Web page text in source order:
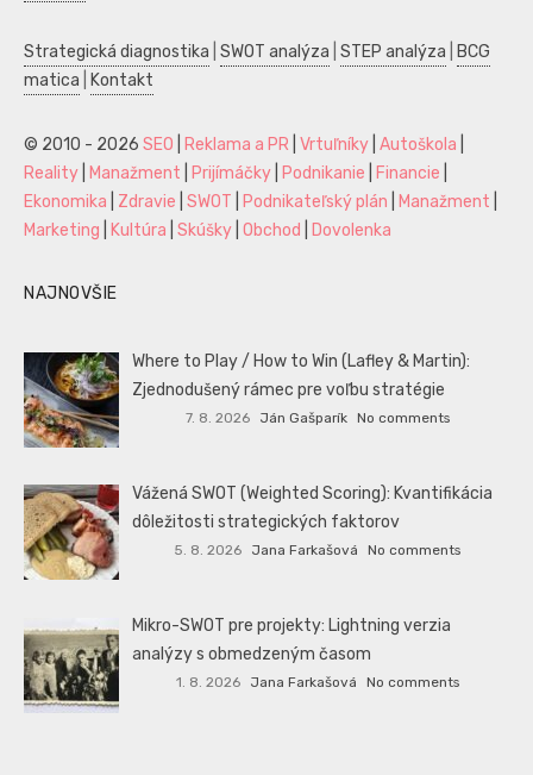
Strategická diagnostika SWOT analýza STEP analýza
BCG
matica
Kontakt
© 2010 - 2026 SEO Reklama a PR Vrtuľníky Autoškola
Reality
Manažment Prijímáčky Podnikanie Financie
Ekonomika
Zdravie SWOT Podnikateľský plán Manažment
Marketing
Kultúra Skúšky Obchod Dovolenka
NAJNOVŠIE
Where to Play / How to Win (Lafley & Martin):
Zjednodušený rámec pre voľbu stratégie
7. 8. 2026 Ján Gašparík No comments
Vážená SWOT (Weighted Scoring): Kvantifikácia
dôležitosti strategických faktorov
5. 8. 2026 Jana Farkašová No comments
Mikro-SWOT pre projekty: Lightning verzia
analýzy s obmedzeným časom
1. 8. 2026 Jana Farkašová No comments